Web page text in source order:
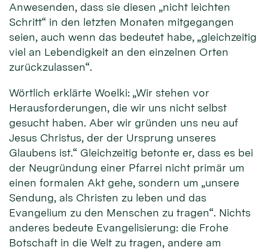
Anwesenden, dass sie diesen „nicht leichten
Schritt“ in den letzten Monaten mitgegangen
seien, auch wenn das bedeutet habe, „gleichzeitig
viel an Lebendigkeit an den einzelnen Orten
zurückzulassen“.
Wörtlich erklärte Woelki: „Wir stehen vor
Herausforderungen, die wir uns nicht selbst
gesucht haben. Aber wir gründen uns neu auf
Jesus Christus, der der Ursprung unseres
Glaubens ist.“ Gleichzeitig betonte er, dass es bei
der Neugründung einer Pfarrei nicht primär um
einen formalen Akt gehe, sondern um „unsere
Sendung, als Christen zu leben und das
Evangelium zu den Menschen zu tragen“. Nichts
anderes bedeute Evangelisierung: die Frohe
Botschaft in die Welt zu tragen, andere am